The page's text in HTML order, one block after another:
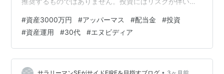
す。 5月もお疲れ様でした！ 今月は総資産が3,115万とな
りました。配当金は12,030いただけました。今月はイラ
ン情勢の緩和やエヌビディアの衝撃的な決算発表など、
ポジティブな材料が重なり株高の月となりました。特に
#資産3000万円 #アッパーマス #配当金 #投資
#資産運用 #30代 #エヌビディア
•